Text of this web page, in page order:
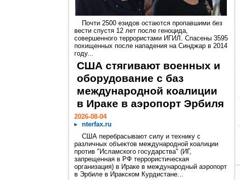
Почти 2500 езидов остаются пропавшими без
вести спустя 12 лет после геноцида,
совершенного террористами ИГИЛ. Спасены 3595
похищенных после нападения на Синджар в 2014
году...
США стягивают военных и
оборудование с баз
международной коалиции
в Ираке в аэропорт Эрбиля
2026-08-04
nterfax.ru
США перебрасывают силу и технику с
различных объектов международной коалиции
против "Исламского государства" (ИГ,
запрещенная в РФ террористическая
организация) в Ираке в международный аэропорт
в Эрбиле в Иракском Курдистане...